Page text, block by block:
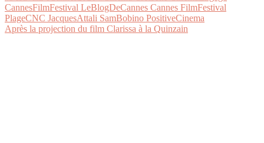
Après la projection du film Clarissa à la Quinzain